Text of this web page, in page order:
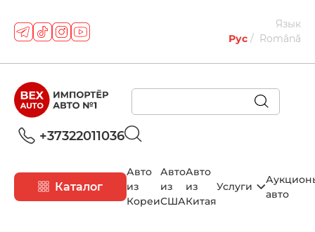
Язык
Рус
Română
+37322011036
Каталог
Авто
из
Кореи
Авто
из
США
Авто
из
Китая
Услуги
авто